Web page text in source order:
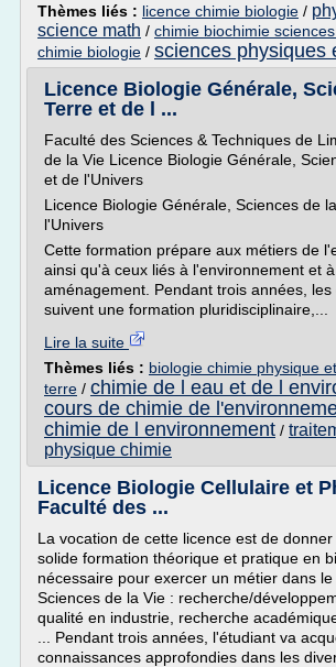
Thèmes liés : licence chimie biologie /
science math / chimie biochimie
chimie biologie / sciences physiques
Licence Biologie Générale,
Terre et de l ...
Faculté des Sciences & Techniques de
de la Vie Licence Biologie Générale,
et de l'Univers
Licence Biologie Générale, Sciences de
l'Univers
Cette formation prépare aux métiers de
ainsi qu'à ceux liés à l'environnement et
aménagement. Pendant trois années, les
suivent une formation pluridisciplinaire,...
Lire la suite
Thèmes liés : biologie chimie physique
terre / chimie de l eau et de l
cours de chimie de
chimie de l environnement /
physique chimie
Licence Biologie Cellulaire et
Faculté des ...
La vocation de cette licence est de
solide formation théorique et pratique en
nécessaire pour exercer un métier dans
Sciences de la Vie : recherche/
qualité en industrie, recherche
... Pendant trois années, l'étudiant va
connaissances approfondies dans les